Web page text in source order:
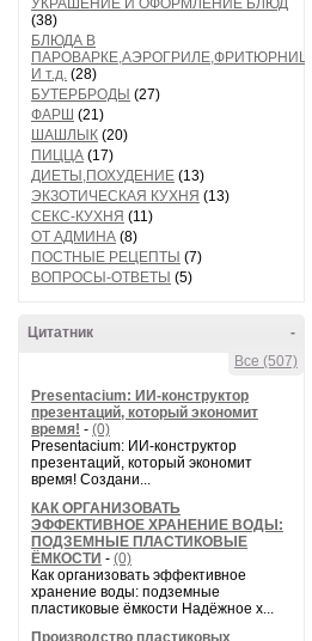
УКРАШЕНИЕ И ОФОРМЛЕНИЕ БЛЮД
(38)
БЛЮДА В
ПАРОВАРКЕ,АЭРОГРИЛЕ,ФРИТЮРНИЦЕ
И т.д. (28)
БУТЕРБРОДЫ (27)
ФАРШ (21)
ШАШЛЫК (20)
ПИЦЦА (17)
ДИЕТЫ,ПОХУДЕНИЕ (13)
ЭКЗОТИЧЕСКАЯ КУХНЯ (13)
СЕКС-КУХНЯ (11)
ОТ АДМИНА (8)
ПОСТНЫЕ РЕЦЕПТЫ (7)
ВОПРОСЫ-ОТВЕТЫ (5)
-
Цитатник
Все (507)
Presentacium: ИИ‑конструктор
презентаций, который экономит
время! - (0)
Presentacium: ИИ‑конструктор
презентаций, который экономит
время! Создани...
КАК ОРГАНИЗОВАТЬ
ЭФФЕКТИВНОЕ ХРАНЕНИЕ ВОДЫ:
ПОДЗЕМНЫЕ ПЛАСТИКОВЫЕ
ЁМКОСТИ - (0)
Как организовать эффективное
хранение воды: подземные
пластиковые ёмкости Надёжное х...
Производство пластиковых